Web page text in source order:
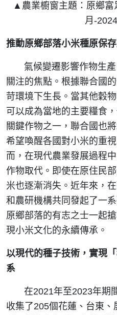
▲農業櫥窗主題：原鄉
月-
推動原鄉部落小米種原保
氣候變遷影響作物生產
關注的焦點。根據聯合國
苛環境下生長。當其他穀
可以成為當地的主要糧食
關鍵作物之一，聯合國也
希望喚醒各國對小米的重
而，在現代農業發展過程
作物取代。即使在原住民
米也逐漸消失。近年來，
和農研機構共同發起了一
原鄉部落的有志之士一起
現小米文化的永續傳承。
以現代的種子技術， 實現
系
在2021年至2023年期
收集了205個花蓮、台東